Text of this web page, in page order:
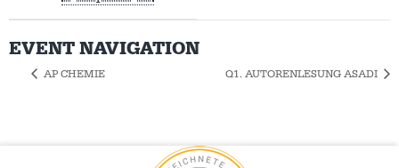
EVENT NAVIGATION
AP CHEMIE Q1. AUTORENLESUNG ASADI